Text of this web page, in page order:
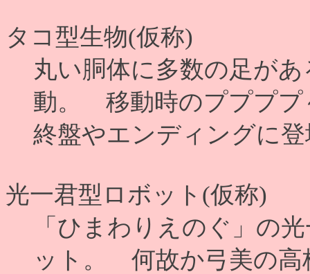
タコ型生物(仮称)
丸い胴体に多数の足が
動。 移動時のププププ
終盤やエンディングに
光一君型ロボット(仮称)
「ひまわりえのぐ」の
ット。 何故か弓美の高